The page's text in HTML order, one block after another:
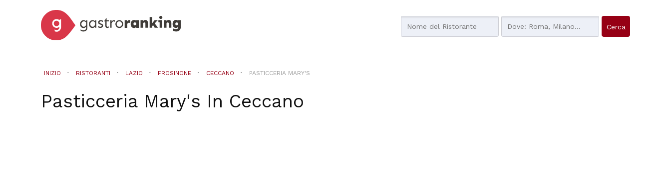
INIZIO RISTORANTI LAZIO FROSINONE CECCANO PASTICCERIA MARY'S
Pasticceria Mary's In Ceccano